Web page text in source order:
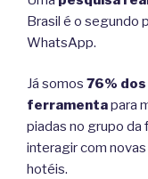
Brasil é o segundo
WhatsApp.
Já somos 76%
ferramentapara
piadas no grupo da
interagir com
hotéis.